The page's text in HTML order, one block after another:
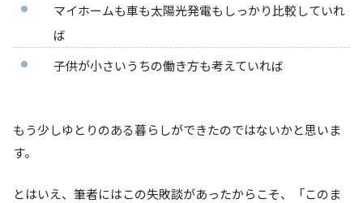
マイホームも車も太陽光発電もしっかり比較していれ
ば
子供が小さいうちの働き方も考えていれば
もう少しゆとりのある暮らしができたのではないかと思いま
す。
とはいえ、筆者にはこの失敗談があったからこそ、「このま